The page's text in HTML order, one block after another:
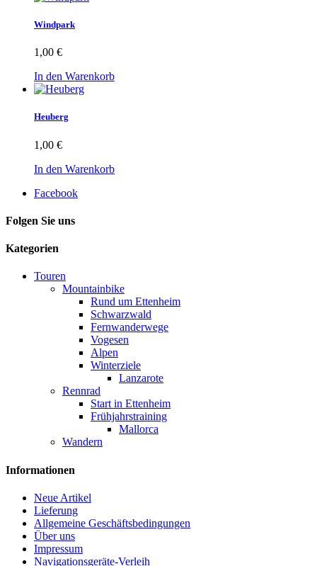
Windpark
1,00 €
In den Warenkorb
Heuberg
1,00 €
In den Warenkorb
Facebook
Folgen Sie uns
Kategorien
Touren
Mountainbike
Rund um Ettenheim
Schwarzwald
Fernwanderwege
Vogesen
Alpen
Winterziele
Lanzarote
Rennrad
Start in Ettenheim
Frühjahrstraining
Mallorca
Wandern
Informationen
Neue Artikel
Lieferung
Allgemeine Geschäftsbedingungen
Über uns
Impressum
Navigationsgeräte-Verleih